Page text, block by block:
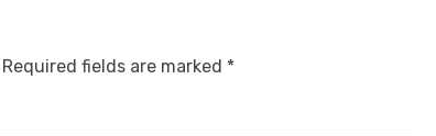
Required fields are marked *